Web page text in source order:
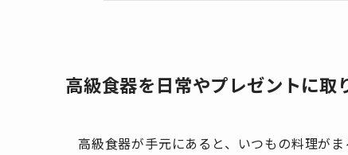
高級食器を日常やプレゼントに取
高級食器が手元にあると、いつもの料理が